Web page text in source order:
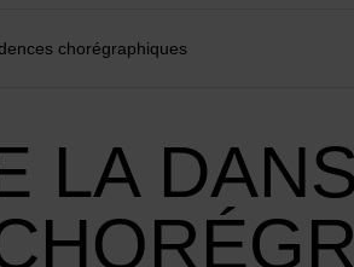
chorégraphiques
LA